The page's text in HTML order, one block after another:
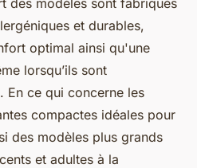
et durables,
optimal ainsi qu'une
lorsqu’ils sont
En ce qui concerne les
compactes idéales pour
des modèles plus grands
et adultes à la